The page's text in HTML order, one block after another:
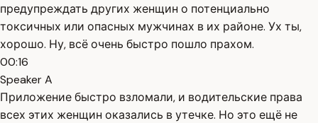
предупреждать других женщин о потенциально
токсичных или опасных мужчинах в их районе. Ух ты,
хорошо. Ну, всё очень быстро пошло прахом.
00:16
Speaker A
Приложение быстро взломали, и водительские права
всех этих женщин оказались в утечке. Но это ещё не